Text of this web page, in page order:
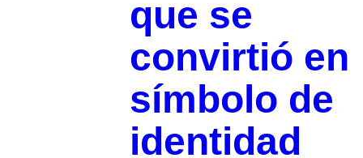
que se
convirtió en
símbolo de
identidad